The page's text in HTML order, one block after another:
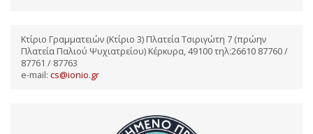
Κτίριο Γραμματειών (Κτίριο 3) Πλατεία Τσιριγώτη 7 (πρώην
Πλατεία Παλιού Ψυχιατρείου) Κέρκυρα, 49100 τηλ:26610 87760 /
87761 / 87763
e-mail: cs@ionio.gr